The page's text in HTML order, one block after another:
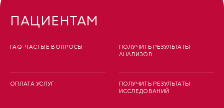
ПАЦИЕНТАМ
FAQ-ЧАСТЫЕ ВОПРОСЫ
ОПЛАТА УСЛУГ
ПОЛУЧИТЬ РЕЗУЛЬТАТЫ
АНАЛИЗОВ
ПОЛУЧИТЬ РЕЗУЛЬТАТЫ
ИССЛЕДОВАНИЙ